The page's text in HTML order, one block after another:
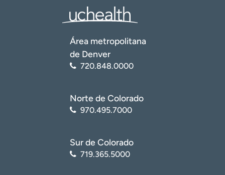
Área metropolitana
de Denver
720.848.0000
Norte de Colorado
970.495.7000
Sur de Colorado
719.365.5000